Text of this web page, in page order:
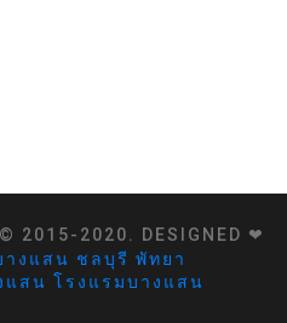
© 2015-2020. DESIGNED ❤